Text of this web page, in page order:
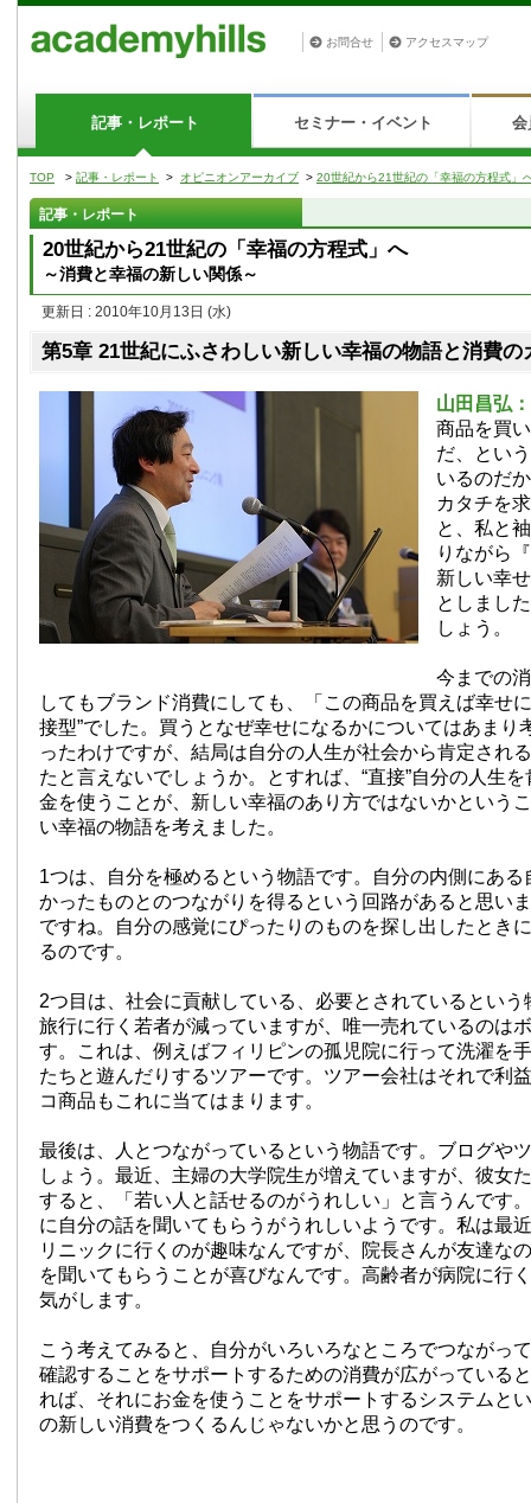
お問合せ アクセスマップ
記事・レポート セミナー・イベント 会
TOP > 記事・レポート > オピニオンアーカイブ > 20世紀から21世紀の「幸福の方程式」
記事・レポート
20世紀から21世紀の「幸福の方程式」へ
～消費と幸福の新しい関係～
更新日 : 2010年10月13日 (水)
第5章 21世紀にふさわしい新しい幸福の物語と消費の
山田昌弘
商品を買
だ、とい
いるのだ
カタチを
と、私と
りながら
新しい幸
としまし
しょう。
今までの
してもブランド消費にしても、「この商品を買えば幸せ
接型”でした。買うとなぜ幸せになるかについてはあまり
ったわけですが、結局は自分の人生が社会から肯定され
たと言えないでしょうか。とすれば、“直接”自分の人生
金を使うことが、新しい幸福のあり方ではないかという
い幸福の物語を考えました。
1つは、自分を極めるという物語です。自分の内側にある
かったものとのつながりを得るという回路があると思い
ですね。自分の感覚にぴったりのものを探し出したとき
るのです。
2つ目は、社会に貢献している、必要とされているという
旅行に行く若者が減っていますが、唯一売れているのは
す。これは、例えばフィリピンの孤児院に行って洗濯を
たちと遊んだりするツアーです。ツアー会社はそれで利
コ商品もこれに当てはまります。
最後は、人とつながっているという物語です。ブログや
しょう。最近、主婦の大学院生が増えていますが、彼女
すると、「若い人と話せるのがうれしい」と言うんです
に自分の話を聞いてもらうがうれしいようです。私は最
リニックに行くのが趣味なんですが、院長さんが友達な
を聞いてもらうことが喜びなんです。高齢者が病院に行
気がします。
こう考えてみると、自分がいろいろなところでつながっ
確認することをサポートするための消費が広がっている
れば、それにお金を使うことをサポートするシステムと
の新しい消費をつくるんじゃないかと思うのです。